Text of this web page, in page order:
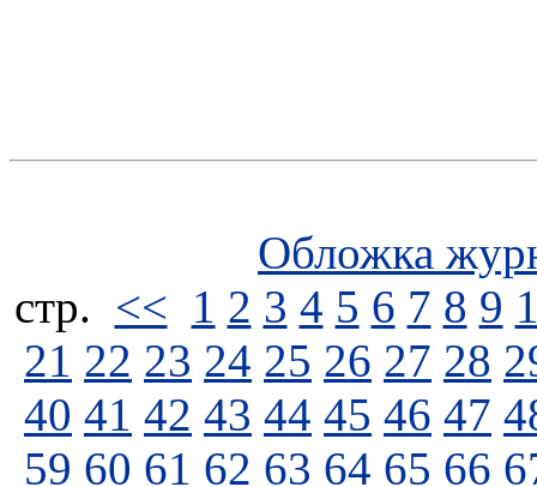
Обложка
стp. << 1 2 3 4 5 6 7 8 9
21 22 23 24 25 26 27 28
40 41 42 43 44 45 46 47
59 60 61 62 63 64 65 66